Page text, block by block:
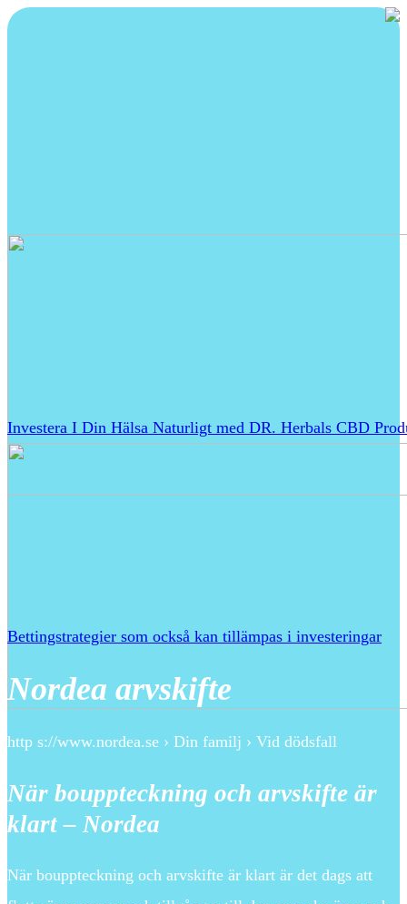
Investera I Din Hälsa Naturligt med DR. Herbals CBD
Bettingstrategier som också kan tillämpas i investeringar
Nordea arvskifte
http s://www.nordea.se › Din familj › Vid dödsfall
När bouppteckning och arvskifte är
klart – Nordea
När bouppteckning och arvskifte är klart är det dags att